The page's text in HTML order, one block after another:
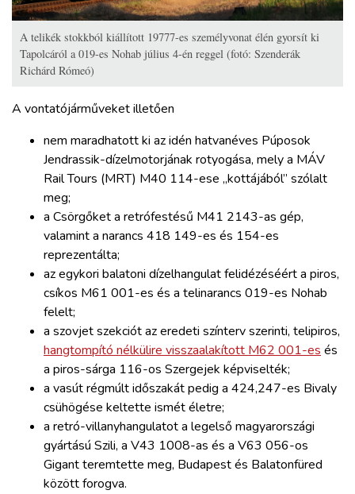
A telikék stokkból kiállított 19777-es személyvonat élén gyorsít ki
Tapolcáról a 019-es Nohab július 4-én reggel (fotó: Szenderák
Richárd Rómeó)
A vontatójárműveket illetően
nem maradhatott ki az idén hatvanéves Púposok
Jendrassik-dízelmotorjának rotyogása, mely a MÁV
Rail Tours (MRT) M40 114-ese „kottájából” szólalt
meg;
a Csörgőket a retrófestésű M41 2143-as gép,
valamint a narancs 418 149-es és 154-es
reprezentálta;
az egykori balatoni dízelhangulat felidézéséért a piros,
csíkos M61 001-es és a telinarancs 019-es Nohab
felelt;
a szovjet szekciót az eredeti színterv szerinti, telipiros,
hangtompító nélkülire visszaalakított M62 001-es és
a piros-sárga 116-os Szergejek képviselték;
a vasút régmúlt időszakát pedig a 424,247-es Bivaly
csühögése keltette ismét életre;
a retró-villanyhangulatot a legelső magyarországi
gyártású Szili, a V43 1008-as és a V63 056-os
Gigant teremtette meg, Budapest és Balatonfüred
között forogva.